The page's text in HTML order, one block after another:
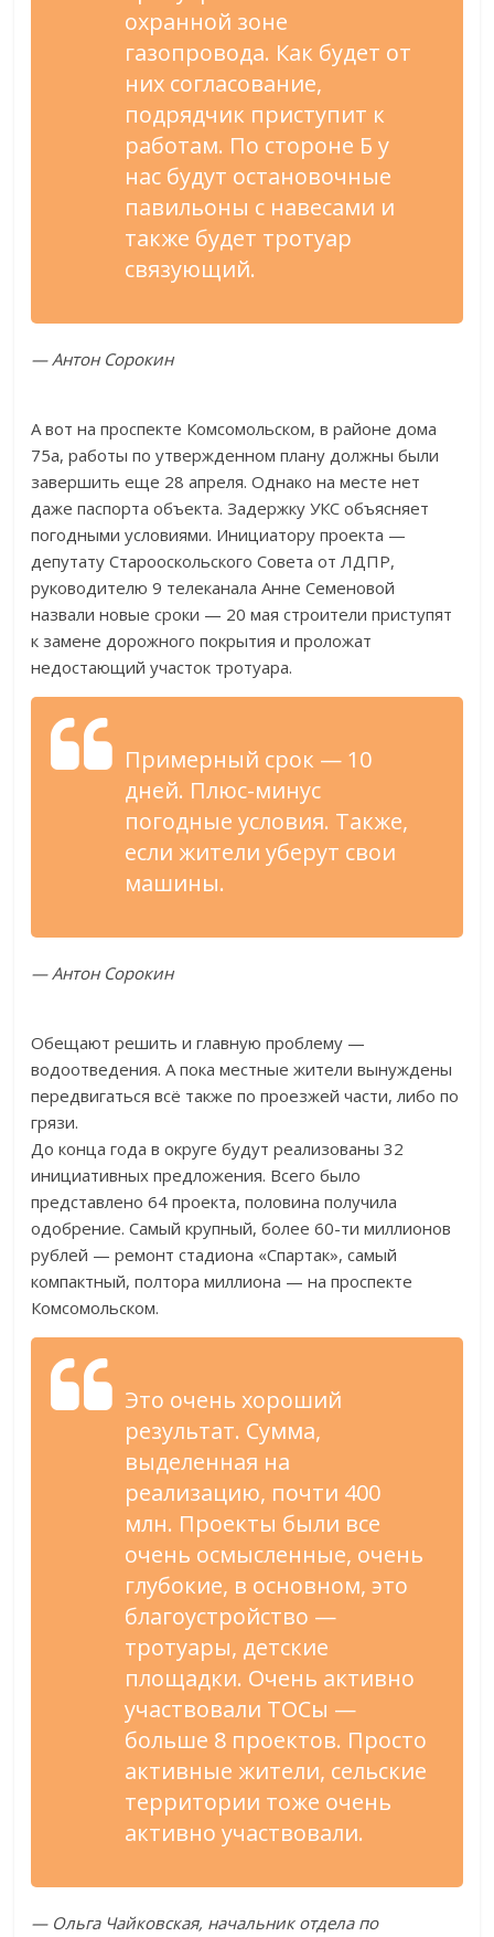
охранной зоне
газопровода. Как будет от
них согласование,
подрядчик приступит к
работам. По стороне Б у
нас будут остановочные
павильоны с навесами и
также будет тротуар
связующий.
— Антон Сорокин
А вот на проспекте Комсомольском, в районе дома
75а, работы по утвержденном плану должны были
завершить еще 28 апреля. Однако на месте нет
даже паспорта объекта. Задержку УКС объясняет
погодными условиями. Инициатору проекта —
депутату Старооскольского Совета от ЛДПР,
руководителю 9 телеканала Анне Семеновой
назвали новые сроки — 20 мая строители приступят
к замене дорожного покрытия и проложат
недостающий участок тротуара.
Примерный срок — 10
дней. Плюс-минус
погодные условия. Также,
если жители уберут свои
машины.
— Антон Сорокин
Обещают решить и главную проблему —
водоотведения. А пока местные жители вынуждены
передвигаться всё также по проезжей части, либо по
грязи.
До конца года в округе будут реализованы 32
инициативных предложения. Всего было
представлено 64 проекта, половина получила
одобрение. Самый крупный, более 60-ти миллионов
рублей — ремонт стадиона «Спартак», самый
компактный, полтора миллиона — на проспекте
Комсомольском.
Это очень хороший
результат. Сумма,
выделенная на
реализацию, почти 400
млн. Проекты были все
очень осмысленные, очень
глубокие, в основном, это
благоустройство —
тротуары, детские
площадки. Очень активно
участвовали ТОСы —
больше 8 проектов. Просто
активные жители, сельские
территории тоже очень
активно участвовали.
— Ольга Чайковская, начальник отдела по